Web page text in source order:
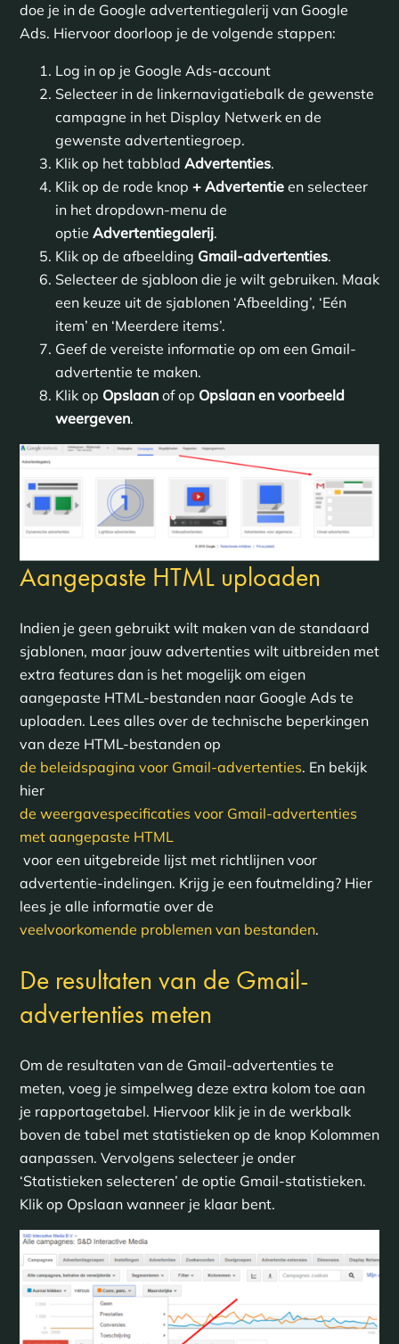
doe je in de Google advertentiegalerij van Google
Ads. Hiervoor doorloop je de volgende stappen:
Log in op je Google Ads-account
Selecteer in de linkernavigatiebalk de gewenste
campagne in het Display Netwerk en de
gewenste advertentiegroep.
Klik op het tabblad Advertenties.
Klik op de rode knop + Advertentieen selecteer
in het dropdown-menu de
optie Advertentiegalerij.
Klik op de afbeelding Gmail-advertenties.
Selecteer de sjabloon die je wilt gebruiken. Maak
een keuze uit de sjablonen ‘Afbeelding’, ‘Eén
item’ en ‘Meerdere items’.
Geef de vereiste informatie op om een Gmail-
advertentie te maken.
Klik op Opslaanof op Opslaan en voorbeeld
weergeven.
Aangepaste HTML uploaden
Indien je geen gebruikt wilt maken van de standaard
sjablonen, maar jouw advertenties wilt uitbreiden met
extra features dan is het mogelijk om eigen
aangepaste HTML-bestanden naar Google Ads te
uploaden. Lees alles over de technische beperkingen
van deze HTML-bestanden op
de beleidspagina voor Gmail-advertenties. En bekijk
hier
de weergavespecificaties voor Gmail-advertenties
met aangepaste HTML
voor een uitgebreide lijst met richtlijnen voor
advertentie-indelingen. Krijg je een foutmelding? Hier
lees je alle informatie over de
veelvoorkomende problemen van bestanden.
De resultaten van de Gmail-
advertenties meten
Om de resultaten van de Gmail-advertenties te
meten, voeg je simpelweg deze extra kolom toe aan
je rapportagetabel. Hiervoor klik je in de werkbalk
boven de tabel met statistieken op de knop Kolommen
aanpassen. Vervolgens selecteer je onder
‘Statistieken selecteren’ de optie Gmail-statistieken.
Klik op Opslaan wanneer je klaar bent.